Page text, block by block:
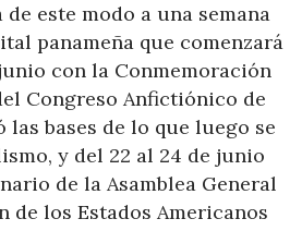
este modo a una semana
panameña que comenzará
con la Conmemoración
Congreso Anfictiónico de
las bases de lo que luego se
y del 22 al 24 de junio
de la Asamblea General
de los Estados Americanos